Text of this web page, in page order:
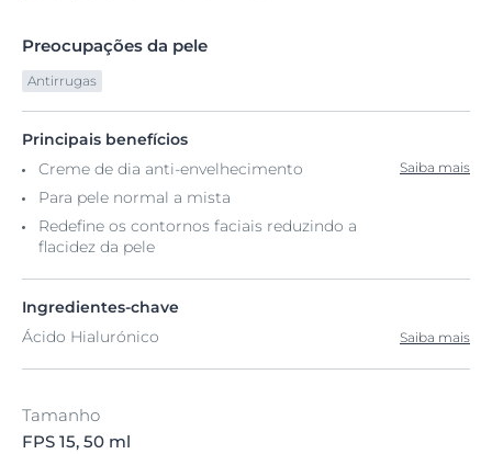
Preocupações da pele
Antirrugas
Principais benefícios
Creme de dia anti-envelhecimento
Para pele normal a mista
Redefine os contornos faciais reduzindo a
flacidez da pele
Saiba mais
Ingredientes-chave
Ácido Hialurónico
Saiba mais
Tamanho
FPS 15, 50 ml